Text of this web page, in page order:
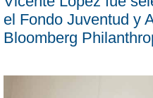
el Fondo Juventud y
Bloomberg